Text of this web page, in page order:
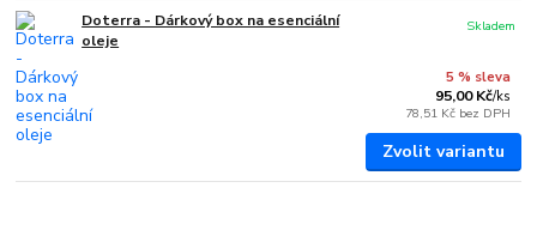
Doterra - Dárkový box na esenciální
oleje
5 % sleva
95,00 Kč/ks
78,51 Kč bez DPH
Skladem
Zvolit variantu